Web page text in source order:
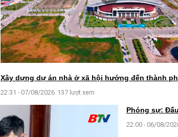
Xây dựng dự án nhà ở xã hội hướng đến thành
22:31 - 07/08/2026 137 lượt xem
Phóng sự:
22:00 - 06/08/